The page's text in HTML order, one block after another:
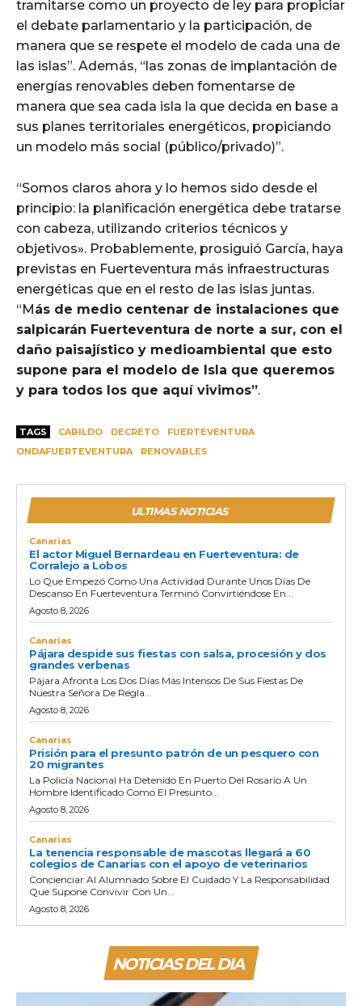
tramitarse como un proyecto de ley para propiciar
el debate parlamentario y la participación, de
manera que se respete el modelo de cada una de
las islas”. Además, “las zonas de implantación de
energías renovables deben fomentarse de
manera que sea cada isla la que decida en base a
sus planes territoriales energéticos, propiciando
un modelo más social (público/privado)”.
“Somos claros ahora y lo hemos sido desde el
principio: la planificación energética debe tratarse
con cabeza, utilizando criterios técnicos y
objetivos». Probablemente, prosiguió García, haya
previstas en Fuerteventura más infraestructuras
energéticas que en el resto de las islas juntas.
“M ás de medio centenar de instalaciones que
salpicarán Fuerteventura de norte a sur, con el
daño paisajístico y medioambiental que esto
supone para el modelo de Isla que queremos
y para todos los que aquí vivimos”.
TAGS CABILDO DECRETO
FUERTEVENTURA
ONDAFUERTEVENTURA
RENOVABLES
ULTIMAS NOTICIAS
Canarias
El actor Miguel Bernardeau en Fuerteventura: de
Corralejo a Lobos
Lo Que Empezó Como Una Actividad Durante Unos Días De
Descanso En Fuerteventura Terminó Convirtiéndose En...
Agosto 8, 2026
Canarias
Pájara despide sus fiestas con salsa, procesión y dos
grandes verbenas
Pájara Afronta Los Dos Días Más Intensos De Sus Fiestas De
Nuestra Señora De Regla...
Agosto 8, 2026
Canarias
Prisión para el presunto patrón de un pesquero con
20 migrantes
La Policía Nacional Ha Detenido En Puerto Del Rosario A Un
Hombre Identificado Como El Presunto...
Agosto 8, 2026
Canarias
La tenencia responsable de mascotas llegará a 60
colegios de Canarias con el apoyo de veterinarios
Concienciar Al Alumnado Sobre El Cuidado Y La Responsabilidad
Que Supone Convivir Con Un...
Agosto 8, 2026
NOTICIAS DEL DIA